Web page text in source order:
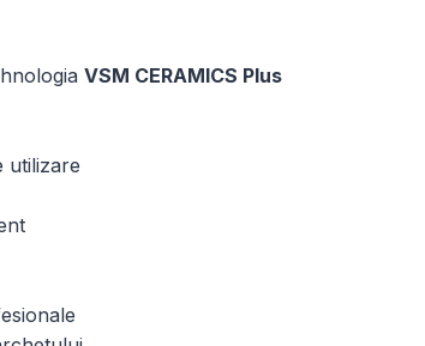
VSM CERAMICS Plus
utilizare